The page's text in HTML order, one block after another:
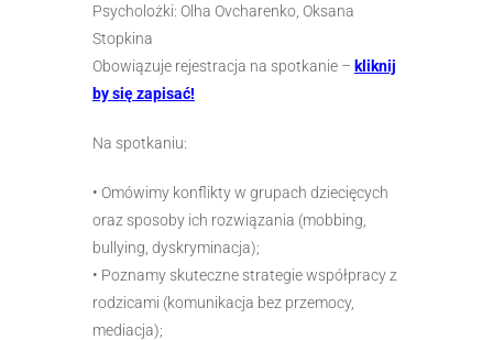
Psycholożki: Olha Ovcharenko, Oksana
Stopkina
Obowiązuje rejestracja na spotkanie – kliknij
by się zapisać!
Na spotkaniu:
• Omówimy konflikty w grupach dziecięcych
oraz sposoby ich rozwiązania (mobbing,
bullying, dyskryminacja);
• Poznamy skuteczne strategie współpracy z
rodzicami (komunikacja bez przemocy,
mediacja);